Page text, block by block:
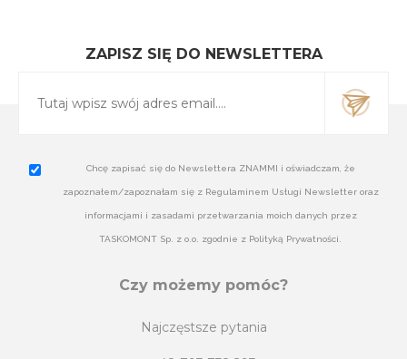
ZAPISZ SIĘ DO NEWSLETTERA
Chcę zapisać się do Newslettera ZNAMMI i oświadczam, że
zapoznałem/zapoznałam się z Regulaminem Usługi Newsletter oraz
informacjami i zasadami przetwarzania moich danych przez
TASKOMONT Sp. z o.o. zgodnie z Polityką Prywatności.
Czy możemy pomóc?
Najczęstsze pytania